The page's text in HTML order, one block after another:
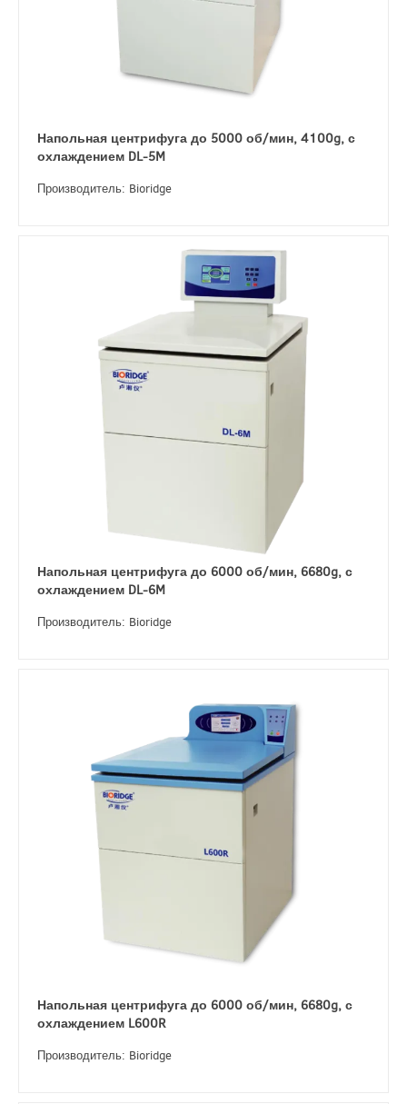
Напольная центрифуга до 5000 об/мин, 4100g, с
охлаждением DL-5M
Производитель: Bioridge
Напольная центрифуга до 6000 об/мин, 6680g, с
охлаждением DL-6M
Производитель: Bioridge
Напольная центрифуга до 6000 об/мин, 6680g, с
охлаждением L600R
Производитель: Bioridge